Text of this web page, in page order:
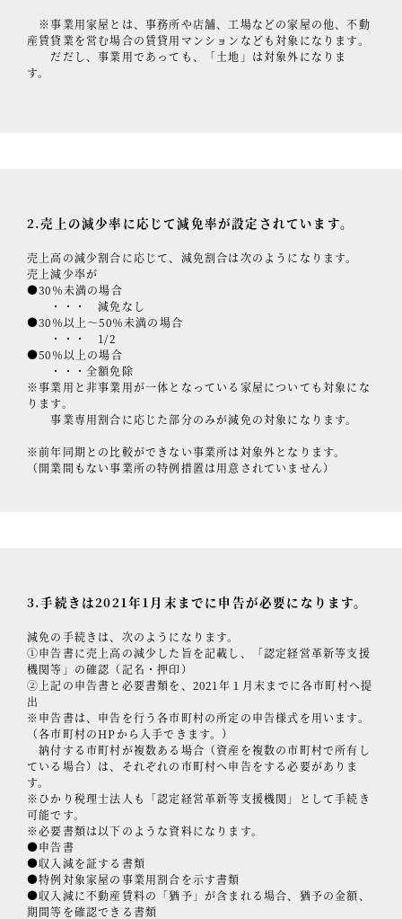
※事業用家屋とは、事務所や店舗、工場などの家屋の他、不動
産賃貸業を営む場合の賃貸用マンションなども対象になります。
だだし、事業用であっても、「土地」は対象外になりま
す。
2.売上の減少率に応じて減免率が設定されています。
売上高の減少割合に応じて、減免割合は次のようになります。
売上減少率が
●30％未満の場合
・・・ 減免なし
●30％以上～50％未満の場合
・・・ 1/2
●50％以上の場合
・・・全額免除
※事業用と非事業用が一体となっている家屋についても対象にな
ります。
事業専用割合に応じた部分のみが減免の対象になります。
※前年同期との比較ができない事業所は対象外となります。
（開業間もない事業所の特例措置は用意されていません）
3.手続きは2021年1月末までに申告が必要になります。
減免の手続きは、次のようになります。
①申告書に売上高の減少した旨を記載し、「認定経営革新等支援
機関等」の確認（記名・押印）
②上記の申告書と必要書類を、2021年１月末までに各市町村へ提
出
※申告書は、申告を行う各市町村の所定の申告様式を用います。
（各市町村のHPから入手できます。）
納付する市町村が複数ある場合（資産を複数の市町村で所有し
ている場合）は、それぞれの市町村へ申告をする必要がありま
す。
※ひかり税理士法人も「認定経営革新等支援機関」として手続き
可能です。
※必要書類は以下のような資料になります。
●申告書
●収入減を証する書類
●特例対象家屋の事業用割合を示す書類
●収入減に不動産賃料の「猶予」が含まれる場合、猶予の金額、
期間等を確認できる書類